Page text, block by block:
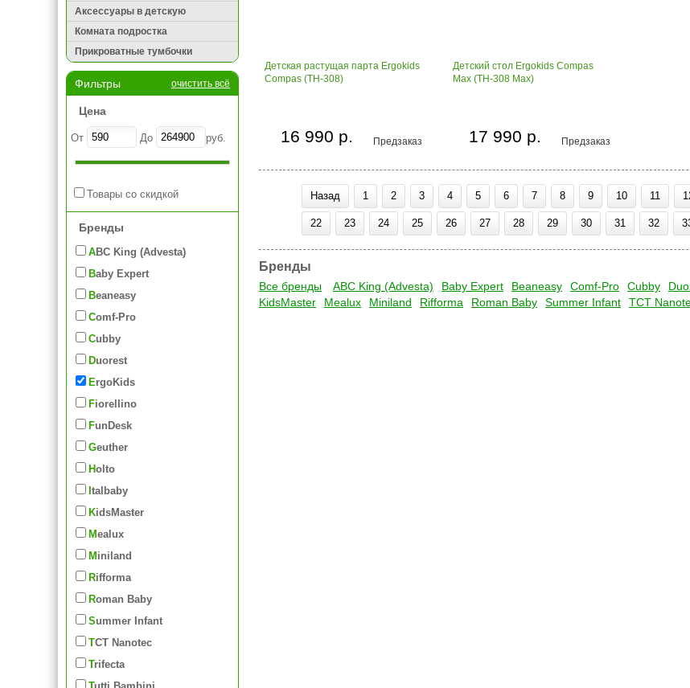
Аксессуары в детскую
Комната подростка
Прикроватные тумбочки
Фильтры очистить всё
Цена
От До руб.
Товары со скидкой
Бренды
ABC King (Advesta)
Baby Expert
Beaneasy
Comf-Pro
Cubby
Duorest
ErgoKids
Fiorellino
FunDesk
Geuther
Holto
Italbaby
KidsMaster
Mealux
Miniland
Rifforma
Roman Baby
Summer Infant
TCT Nanotec
Trifecta
Детская растущая парта Ergokids
Compas (TH-308)
Предзаказ
16 990 р.
Детский стол Ergokids Compas
Max (TH-308 Max)
Предзаказ
17 990 р.
Назад 1 2 3 4 5 6 7 8 9 10 11
22 23 24 25 26 27 28 29 30 31 32
Бренды
Все бренды ABC King (Advesta) Baby Expert Beaneasy Comf-Pro Cubby
KidsMaster
Mealux Miniland Rifforma Roman Baby Summer Infant TCT